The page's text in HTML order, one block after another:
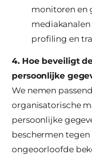
monitoren en
profiling en
4. Hoe beveiligt
persoonlijke
We nemen
organisatorische
persoonlijke
beschermen
ongeoorloofde